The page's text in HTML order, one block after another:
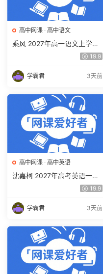
高中网课 · 高中语文
乘风 2027年高一语文上学期
网课教程 高一语文 暑假班视
19.9
学霸君 3天前
高中网课 · 高中英语
沈嘉柯 2027年高考英语一轮
复习网课教程 高三英语 上学
下载
19.9
学霸君 3天前